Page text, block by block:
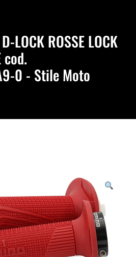
LOCK ROSSE LOCK
cod.
0 - Stile Moto